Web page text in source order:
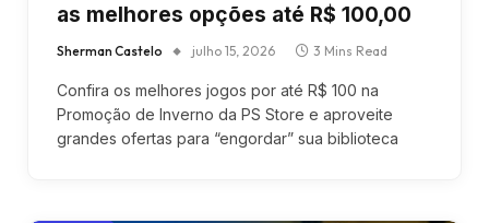
as melhores opções até R$ 100,00
Sherman Castelo julho 15, 2026 3 Mins Read
Confira os melhores jogos por até R$ 100 na
Promoção de Inverno da PS Store e aproveite
grandes ofertas para “engordar” sua biblioteca